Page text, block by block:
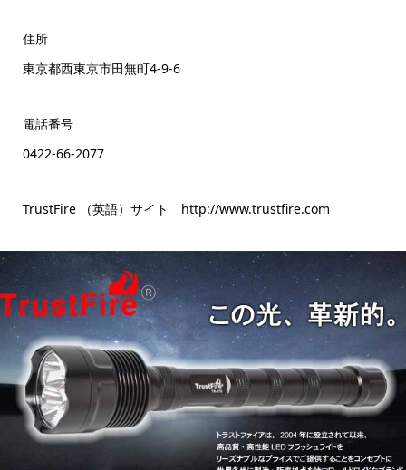
住所
東京都西東京市田無町4-9-6
電話番号
0422-66-2077
TrustFire （英語）サイト http://www.trustfire.com